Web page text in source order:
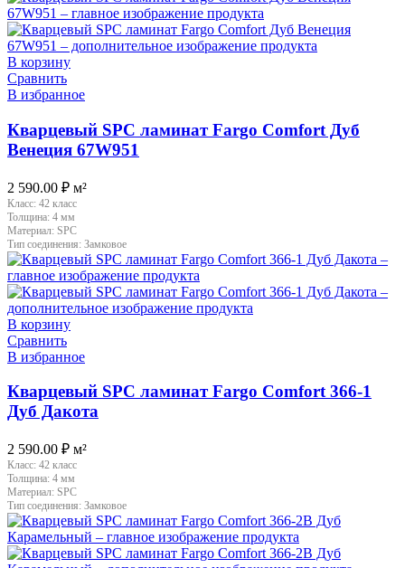
В корзину
Сравнить
В избранное
Кварцевый SPC ламинат Fargo Comfort Дуб
Венеция 67W951
2 590.00 ₽ м²
Класс: 42 класс
Толщина: 4 мм
Материал: SPC
Тип соединения: Замковое
В корзину
Сравнить
В избранное
Кварцевый SPC ламинат Fargo Comfort 366-1
Дуб Дакота
2 590.00 ₽ м²
Класс: 42 класс
Толщина: 4 мм
Материал: SPC
Тип соединения: Замковое